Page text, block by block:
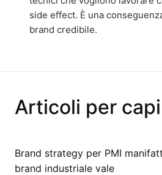
side effect. È una
brand credibile.
Articoli per
Brand strategy per PMI
brand industriale vale